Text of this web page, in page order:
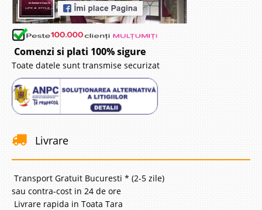
Comenzi si plati 100% sigure
Toate datele sunt transmise securizat
Livrare
Transport Gratuit Bucuresti * (2-5 zile)
sau contra-cost in 24 de ore
Livrare rapida in Toata Tara